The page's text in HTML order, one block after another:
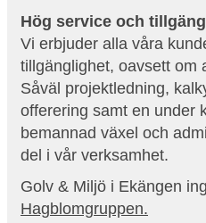
Hög service och
Vi erbjuder alla våra
tillgänglighet, oavsett om
Såväl projektledning,
offerering samt en under
bemannad växel och
del i vår verksamhet.
Golv & Miljö i Ekängen
Hagblomgruppen.